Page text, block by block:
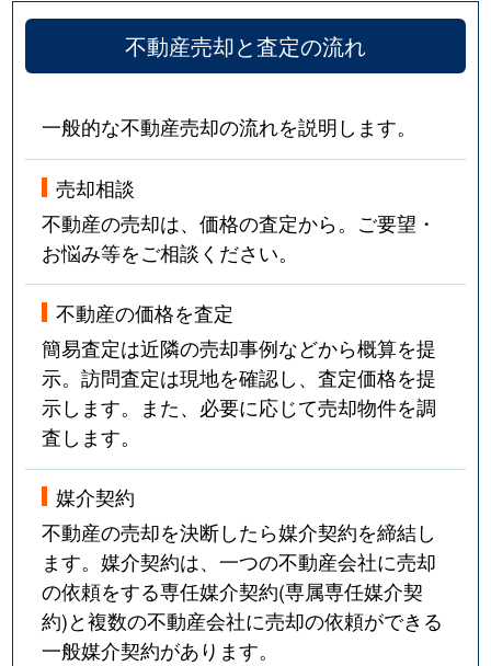
不動産売却と査定の流れ
一般的な不動産売却の流れを説明します。
売却相談
不動産の売却は、価格の査定から。ご要望・
お悩み等をご相談ください。
不動産の価格を査定
簡易査定は近隣の売却事例などから概算を提
示。訪問査定は現地を確認し、査定価格を提
示します。また、必要に応じて売却物件を調
査します。
媒介契約
不動産の売却を決断したら媒介契約を締結し
ます。媒介契約は、一つの不動産会社に売却
の依頼をする専任媒介契約(専属専任媒介契
約)と複数の不動産会社に売却の依頼ができる
一般媒介契約があります。